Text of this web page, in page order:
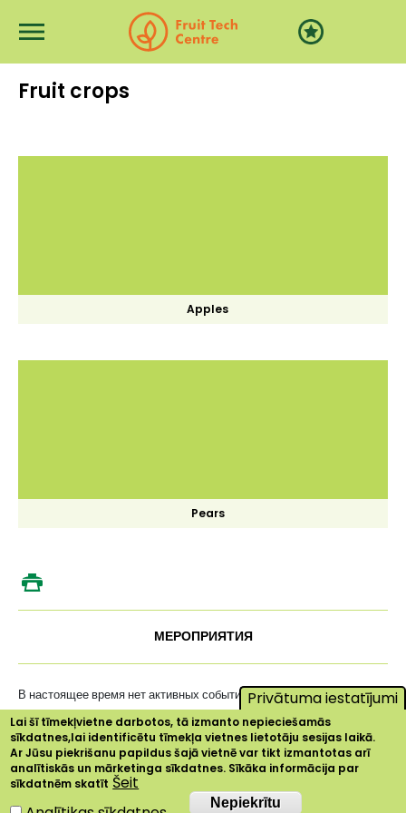
Fruit crops
Apples
Pears
МЕРОПРИЯТИЯ
В настоящее время нет активных событий ...Privātuma iestatījumi
Lai šī tīmekļvietne darbotos, tā izmanto nepieciešamās
sīkdatnes,lai identificētu tīmekļa vietnes lietotāju sesijas laikā.
Ar Jūsu piekrišanu papildus šajā vietnē var tikt izmantotas arī
analītiskās un mārketinga sīkdatnes. Sīkāka informācija par
sīkdatnēm skatīt Šeit
Nepiekrītu
Nepiekrītu